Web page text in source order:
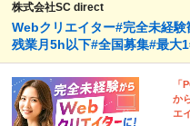
株式会社SC direct
Webクリエイター#完全未経
残業月5h以下#全国募集#最大
「
か
エ